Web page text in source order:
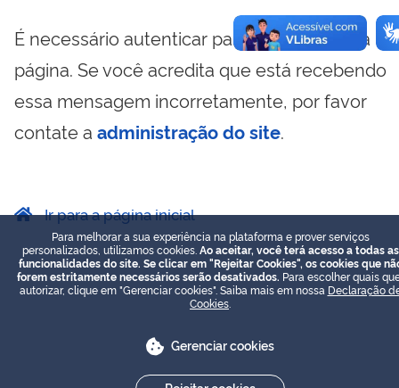
É necessário autenticar para visualizar essa
página. Se você acredita que está recebendo
essa mensagem incorretamente, por favor
contate a administração do site.
Ir para a página inicial
Para melhorar a sua experiência na plataforma e prover serviços
personalizados, utilizamos cookies. Ao aceitar, você terá acesso a todas as
funcionalidades do site. Se clicar em "Rejeitar Cookies", os cookies que
forem estritamente necessários serão desativados. Para escolher quais
autorizar, clique em "Gerenciar cookies". Saiba mais em nossa Declaração
Cookies
Gerenciar cookies